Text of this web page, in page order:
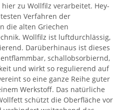
zu Wollfilz verarbeitet. Hey-
Verfahren der
die alten Griechen
Wollfilz ist luftdurchlässig,
Darüberhinaus ist dieses
schallobsorbiernd,
und wirkt so regulierend auf
so eine ganze Reihe guter
Werkstoff. Das natürliche
schützt die Oberfläche vor